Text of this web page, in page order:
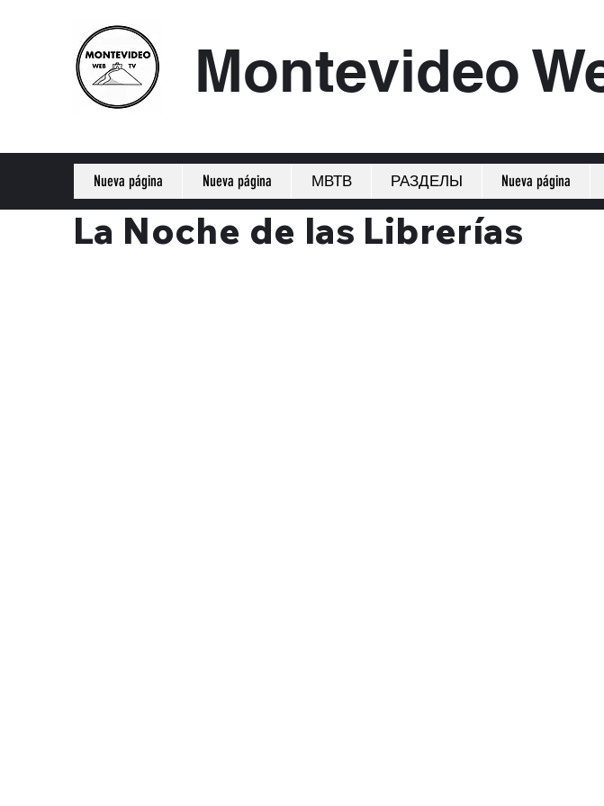
Montevideo
La Noche de las Librerías
Nueva página Nueva página МВТВ РАЗДЕЛЫ Nueva página